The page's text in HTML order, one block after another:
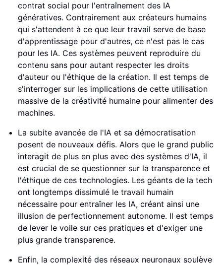
contrat social pour l'entraînement des IA
génératives. Contrairement aux créateurs humains
qui s'attendent à ce que leur travail serve de base
d'apprentissage pour d'autres, ce n'est pas le cas
pour les IA. Ces systèmes peuvent reproduire du
contenu sans pour autant respecter les droits
d'auteur ou l'éthique de la création. Il est temps de
s'interroger sur les implications de cette utilisation
massive de la créativité humaine pour alimenter des
machines.
La subite avancée de l'IA et sa démocratisation
posent de nouveaux défis. Alors que le grand public
interagit de plus en plus avec des systèmes d'IA, il
est crucial de se questionner sur la transparence et
l'éthique de ces technologies. Les géants de la tech
ont longtemps dissimulé le travail humain
nécessaire pour entraîner les IA, créant ainsi une
illusion de perfectionnement autonome. Il est temps
de lever le voile sur ces pratiques et d'exiger une
plus grande transparence.
Enfin, la complexité des réseaux neuronaux soulève